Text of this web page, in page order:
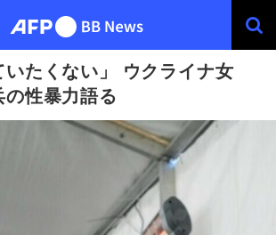
いたくない」 ウクライナ女
性暴力語る